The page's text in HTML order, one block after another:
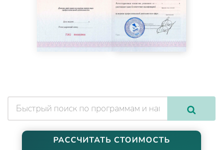
РАССЧИТАТЬ СТОИМОСТЬ